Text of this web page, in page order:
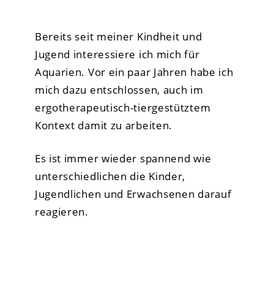
Bereits seit meiner Kindheit und
Jugend interessiere ich mich für
Aquarien. Vor ein paar Jahren habe ich
mich dazu entschlossen, auch im
ergotherapeutisch-tiergestütztem
Kontext damit zu arbeiten.
Es ist immer wieder spannend wie
unterschiedlichen die Kinder,
Jugendlichen und Erwachsenen darauf
reagieren.